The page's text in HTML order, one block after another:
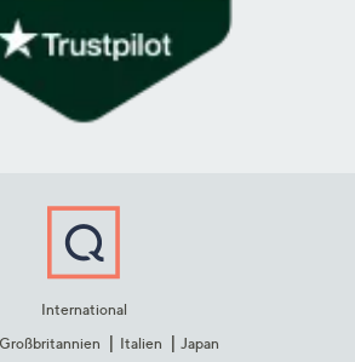
International
Großbritannien Italien Japan